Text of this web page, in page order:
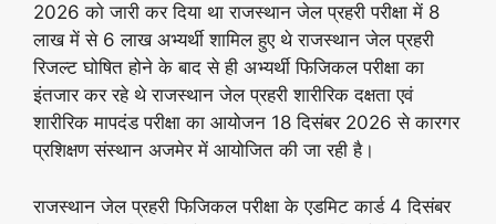
2026 को जारी कर दिया था राजस्थान जेल प्रहरी परीक्षा में 8
लाख में से 6 लाख अभ्यर्थी शामिल हुए थे राजस्थान जेल प्रहरी
रिजल्ट घोषित होने के बाद से ही अभ्यर्थी फिजिकल परीक्षा का
इंतजार कर रहे थे राजस्थान जेल प्रहरी शारीरिक दक्षता एवं
शारीरिक मापदंड परीक्षा का आयोजन 18 दिसंबर 2026 से कारगर
प्रशिक्षण संस्थान अजमेर में आयोजित की जा रही है।
राजस्थान जेल प्रहरी फिजिकल परीक्षा के एडमिट कार्ड 4 दिसंबर